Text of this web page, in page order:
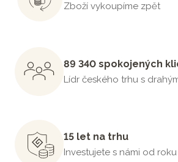
Zboží vykoupíme zpět
89 340 spokojených
Lídr českého trhu s
15 let na trhu
Investujete s námi od roku